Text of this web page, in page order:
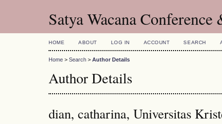
Satya Wacana
HOME ABOUT LOG IN ACCOUNT SEARCH
Home > Search > Author Details
Author Details
dian, catharina, Universitas